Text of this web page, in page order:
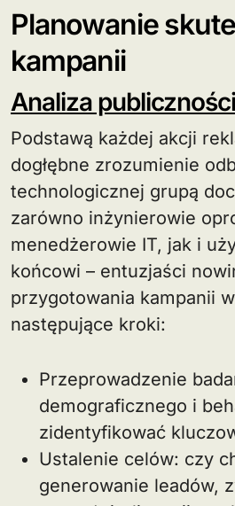
Planowanie
kampanii
Analiza
Podstawą każdej akcji
dogłębne zrozumienie
technologicznej grupą
zarówno inżynierowie
menedżerowie IT, jak i
końcowi – entuzjaści
przygotowania kampanii
następujące kroki:
Przeprowadzenie
demograficznego i
zidentyfikować
Ustalenie celów: czy
generowanie leadów,